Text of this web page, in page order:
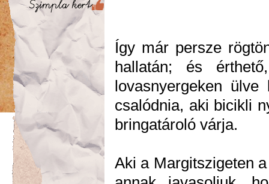
Így már persze
hallatán; és
lovasnyergeken
csalódnia, aki bicikli
bringatároló várja.
Aki a Margitszigeten